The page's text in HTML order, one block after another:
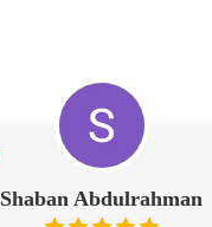
Shaban Abdulrahman